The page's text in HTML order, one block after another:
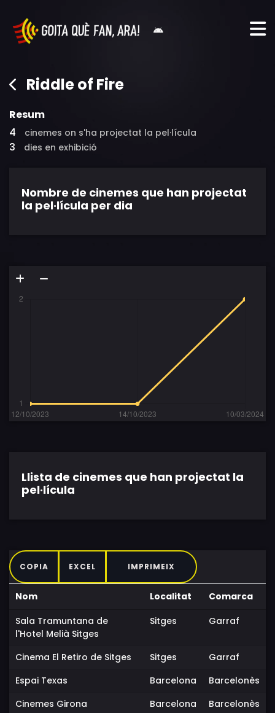
Riddle of Fire
Resum
4
cinemes on s'ha projectat la pel·lícula
3 dies en exhibició
Nombre de cinemes que han projectat
la pel·lícula per dia
Llista de cinemes que han projectat la
pel·lícula
COPIA EXCEL IMPRIMEIX
Nom Localitat
Comarca
Sala Tramuntana de
l'Hotel Melià Sitges
Sitges Garraf
Cinema El Retiro de Sitges Sitges
Garraf
Espai Texas
Barcelona
Barcelonès
Cinemes Girona
Barcelona Barcelonès